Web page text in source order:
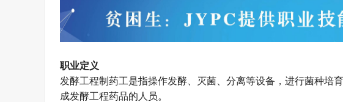
职业定义
发酵工程制药工是指操作发酵、灭菌、分离等设备，进行菌种培
成发酵工程药品的人员。